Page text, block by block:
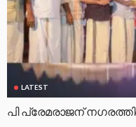
LATEST
പി പ്രേമരാജന്